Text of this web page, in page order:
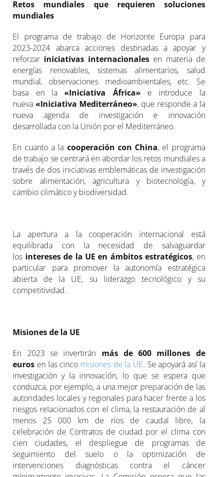
Retos mundiales que requieren soluciones
mundiales
El programa de trabajo de Horizonte Europa para
2023-2024 abarca acciones destinadas a apoyar y
reforzar iniciativas internacionales en materia de
energías renovables, sistemas alimentarios, salud
mundial, observaciones medioambientales, etc. Se
basa en la«Iniciativa África» e introduce la
nueva «Iniciativa Mediterráneo», que responde a la
nueva agenda de investigación e innovación
desarrollada con la Unión por el Mediterráneo.
En cuanto a la cooperación con China, el programa
de trabajo se centrará en abordar los retos mundiales a
través de dos iniciativas emblemáticas de investigación
sobre alimentación, agricultura y biotecnología, y
cambio climático y biodiversidad.
La apertura a la cooperación internacional está
equilibrada con la necesidad de salvaguardar
los intereses de la UE en ámbitos estratégicos, en
particular para promover la autonomía estratégica
abierta de la UE, su liderazgo tecnológico y su
competitividad.
Misiones de la UE
En 2023 se invertirán más de 600 millones de
euros en las cinco misiones de la UE. Se apoyará así la
investigación y la innovación, lo que se espera que
conduzca, por ejemplo, a una mejor preparación de las
autoridades locales y regionales para hacer frente a los
riesgos relacionados con el clima, la restauración de al
menos 25 000 km de ríos de caudal libre, la
celebración de Contratos de ciudad por el clima con
cien ciudades, el despliegue de programas de
seguimiento del suelo o la optimización de
intervenciones diagnósticas contra el cáncer